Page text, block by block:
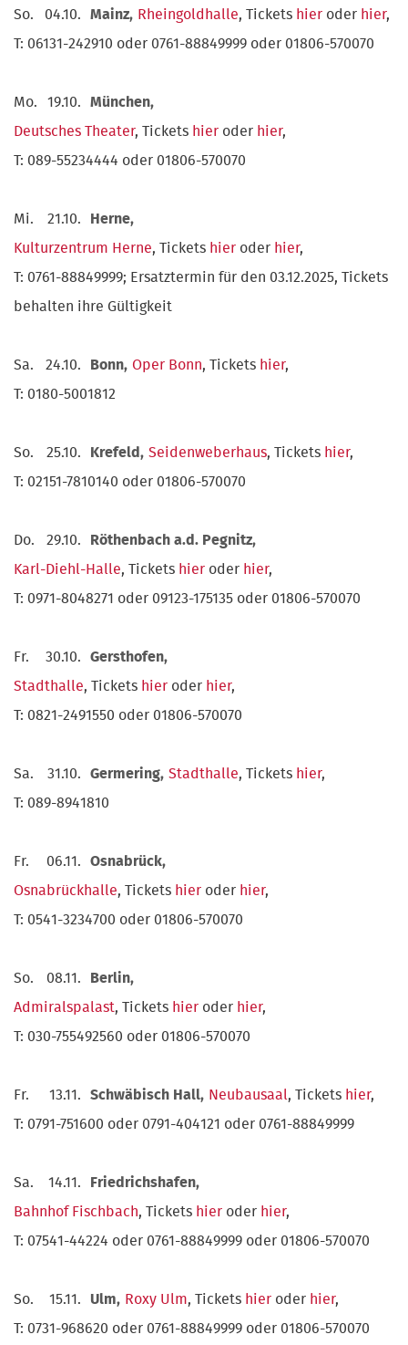
So. 04.10. Mainz, Rheingoldhalle, Tickets hier oder hier,
T: 06131-242910 oder 0761-88849999 oder 01806-570070
Mo. 19.10. München,
Deutsches Theater, Tickets hier oder hier,
T: 089-55234444 oder 01806-570070
Mi. 21.10. Herne,
Kulturzentrum Herne, Tickets hier oder hier,
T: 0761-88849999; Ersatztermin für den 03.12.2025, Tickets
behalten ihre Gültigkeit
Sa. 24.10. Bonn, Oper Bonn, Tickets hier,
T: 0180-5001812
So. 25.10. Krefeld, Seidenweberhaus, Tickets hier,
T: 02151-7810140 oder 01806-570070
Do. 29.10. Röthenbach a.d. Pegnitz,
Karl-Diehl-Halle, Tickets hier oder hier,
T: 0971-8048271 oder 09123-175135 oder 01806-570070
Fr. 30.10. Gersthofen,
Stadthalle, Tickets hier oder hier,
T: 0821-2491550 oder 01806-570070
Sa. 31.10. Germering, Stadthalle, Tickets hier,
T: 089-8941810
Fr. 06.11. Osnabrück,
Osnabrückhalle, Tickets hier oder hier,
T: 0541-3234700 oder 01806-570070
So. 08.11. Berlin,
Admiralspalast, Tickets hier oder hier,
T: 030-755492560 oder 01806-570070
Fr. 13.11. Schwäbisch Hall, Neubausaal, Tickets hier,
T: 0791-751600 oder 0791-404121 oder 0761-88849999
Sa. 14.11. Friedrichshafen,
Bahnhof Fischbach, Tickets hier oder hier,
T: 07541-44224 oder 0761-88849999 oder 01806-570070
So. 15.11. Ulm, Roxy Ulm, Tickets hier oder hier,
T: 0731-968620 oder 0761-88849999 oder 01806-570070